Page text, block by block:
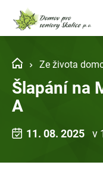
Ze života
Šlapání na
A
11. 08. 2025 v